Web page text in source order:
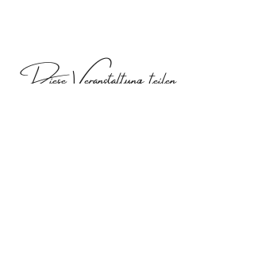
Diese Veranstaltung teilen